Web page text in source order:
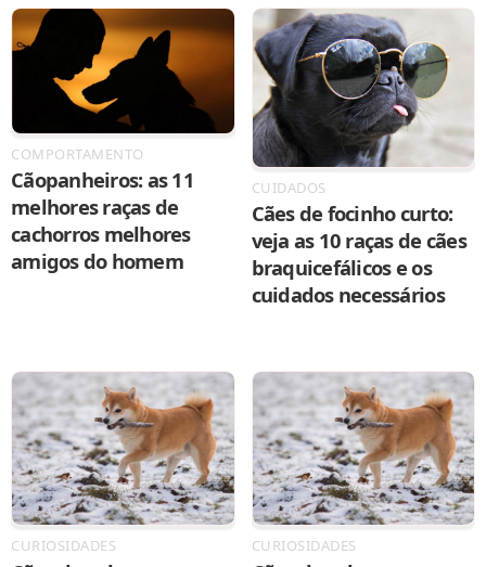
COMPORTAMENTO
Cãopanheiros: as 11
melhores raças de
cachorros melhores
amigos do homem
CUIDADOS
Cães de focinho curto:
veja as 10 raças de cães
braquicefálicos e os
cuidados necessários
CURIOSIDADES CURIOSIDADES